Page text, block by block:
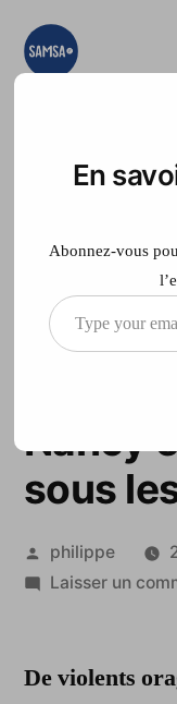
Aller
teste, on
Accueil
l’est
Nancy
sous
Publié
par
philippe
Laisser un
De violents
En
Abonnez-vous
Type
your